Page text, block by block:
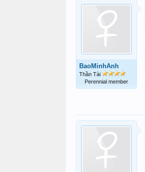
BaoMinhAnh
Thần Tài
Perennial member